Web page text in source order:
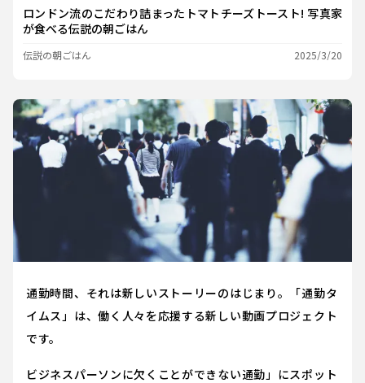
ロンドン流のこだわり詰まったトマトチーズトースト! 写真家
が食べる伝説の朝ごはん
伝説の朝ごはん 2025/3/20
通勤時間、それは新しいストーリーのはじまり。「通勤タ
イムス」は、働く人々を応援する新しい動画プロジェクト
です。
ビジネスパーソンに欠くことができない通勤」にスポット